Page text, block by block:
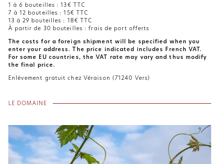
1 à 6 bouteilles : 13€ TTC
7 à 12 bouteilles : 15€ TTC
13 à 29 bouteilles : 18€ TTC
À partir de 30 bouteilles : frais de port offerts
The costs for a foreign shipment will be specified when you
enter your address. The price indicated includes French VAT.
For some EU countries, the VAT rate may vary and thus modify
the final price.
Enlèvement gratuit chez Véraison (71240 Vers)
LE DOMAINE